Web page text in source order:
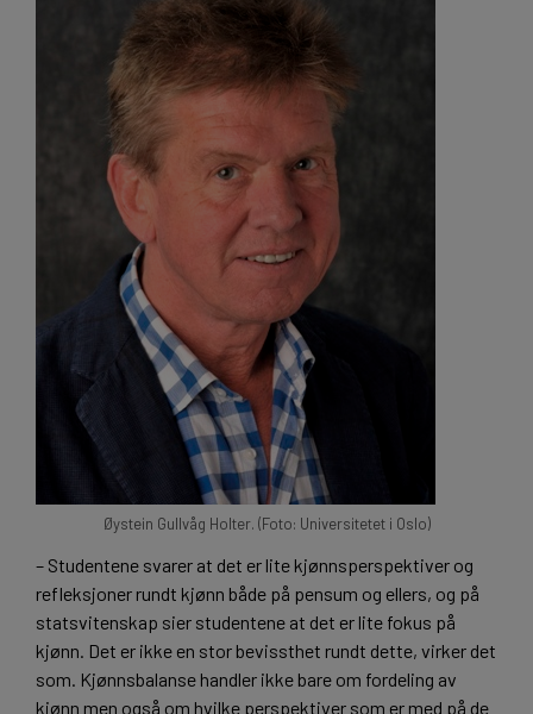
Øystein Gullvåg Holter. (Foto: Universitetet i Oslo)
– Studentene svarer at det er lite kjønnsperspektiver og
refleksjoner rundt kjønn både på pensum og ellers, og på
statsvitenskap sier studentene at det er lite fokus på
kjønn. Det er ikke en stor bevissthet rundt dette, virker det
som. Kjønnsbalanse handler ikke bare om fordeling av
kjønn men også om hvilke perspektiver som er med på de